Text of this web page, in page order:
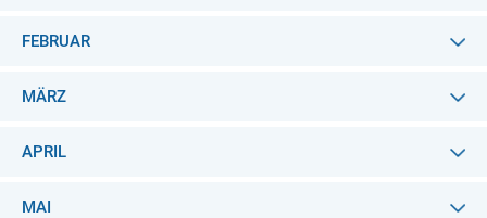
FEBRUAR
MÄRZ
APRIL
MAI